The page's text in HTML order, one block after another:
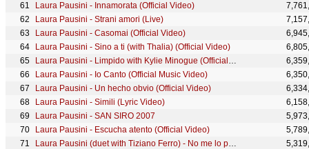
Laura Pausini - Innamorata (Official Video)
Laura Pausini - Strani amori (Live)
Laura Pausini - Casomai (Official Video)
Laura Pausini - Sino a ti (with Thalia) (Official Video)
Laura Pausini - Limpido with Kylie Minogue (Official Video)
Laura Pausini - Io Canto (Official Music Video)
Laura Pausini - Un hecho obvio (Official Video)
Laura Pausini - Simili (Lyric Video)
Laura Pausini - SAN SIRO 2007
Laura Pausini - Escucha atento (Official Video)
Laura Pausini (duet with Tiziano Ferro) - No me lo puedo explicar (Official Video)